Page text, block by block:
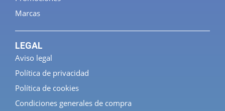
Marcas
LEGAL
Aviso legal
Política de privacidad
Política de cookies
Condiciones generales de compra